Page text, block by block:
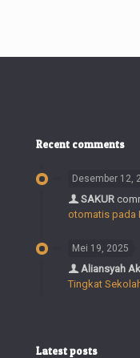
Recent comments
Desember 12,
SAKUR
otomatis pada
Mei 19, 2025
Aliansyah
Tingkat
Latest posts